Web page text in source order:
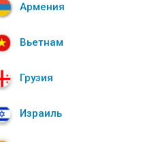
Армения
Вьетнам
Грузия
Израиль